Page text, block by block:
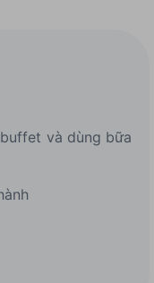
và dùng bữa